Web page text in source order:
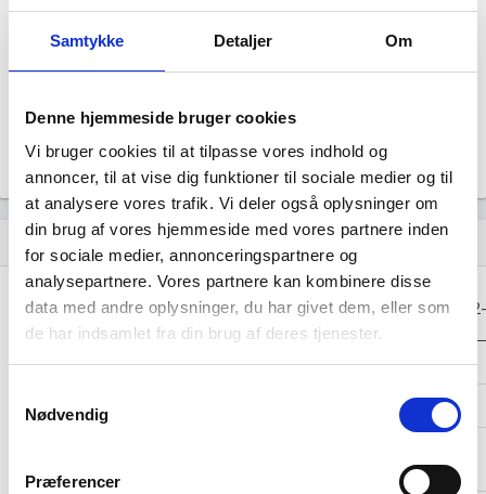
Samtykke Detaljer Om
Denne hjemmeside bruger cookies
Vi bruger cookies til at tilpasse vores indhold og
annoncer, til at vise dig funktioner til sociale medier og til
at analysere vores trafik. Vi deler også oplysninger om
din brug af vores hjemmeside med vores partnere inden
for sociale medier, annonceringspartnere og
analysepartnere. Vores partnere kan kombinere disse
data med andre oplysninger, du har givet dem, eller som
de har indsamlet fra din brug af deres tjenester.
Nødvendig
Præferencer
Årsrapporten 2023-12
Årsrapporten 2021-12
Regnskaber
Resultat i 1000
DKK
2025-12 2024-12 2023-12
Nettoomsætning - - -
Bruttofortjeneste -7